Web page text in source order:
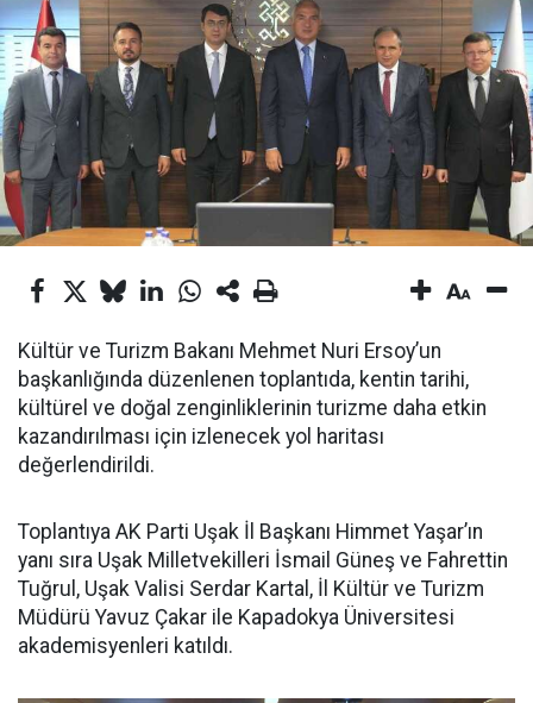
Kültür ve Turizm Bakanı Mehmet Nuri Ersoy’un
başkanlığında düzenlenen toplantıda, kentin tarihi,
kültürel ve doğal zenginliklerinin turizme daha etkin
kazandırılması için izlenecek yol haritası
değerlendirildi.
Toplantıya AK Parti Uşak İl Başkanı Himmet Yaşar’ın
yanı sıra Uşak Milletvekilleri İsmail Güneş ve Fahrettin
Tuğrul, Uşak Valisi Serdar Kartal, İl Kültür ve Turizm
Müdürü Yavuz Çakar ile Kapadokya Üniversitesi
akademisyenleri katıldı.